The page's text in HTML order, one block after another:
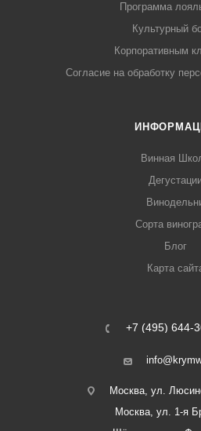
Программа
Культурный
Корпоративным
Согласие на обработку
Винная
Сорта
Блог
Карта
+7 (495) 644-
Москва, ул.
Москва, ул. 1-я